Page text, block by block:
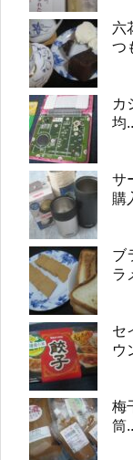
六
つ
カ
均
サ
購
ブ
ラ
セ
ウ
梅
筒